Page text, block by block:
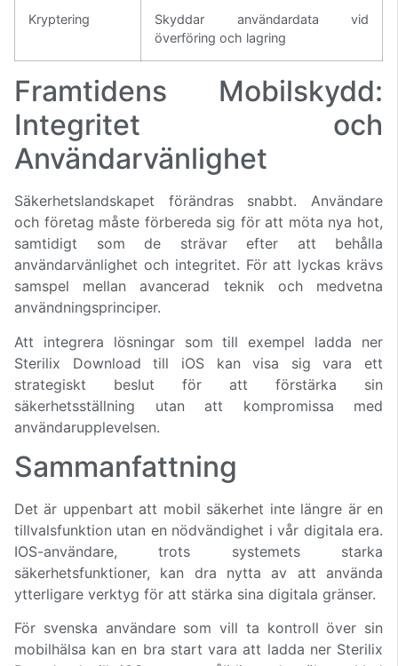
Kryptering
Skyddar användardata vid
överföring och lagring
Framtidens Mobilskydd:
Integritet och
Användarvänlighet
Säkerhetslandskapet förändras snabbt. Användare
och företag måste förbereda sig för att möta nya hot,
samtidigt som de strävar efter att behålla
användarvänlighet och integritet. För att lyckas krävs
samspel mellan avancerad teknik och medvetna
användningsprinciper.
Att integrera lösningar som till exempel ladda ner
Sterilix Download till iOS kan visa sig vara ett
strategiskt beslut för att förstärka sin
säkerhetsställning utan att kompromissa med
användarupplevelsen.
Sammanfattning
Det är uppenbart att mobil säkerhet inte längre är en
tillvalsfunktion utan en nödvändighet i vår digitala era.
IOS-användare, trots systemets starka
säkerhetsfunktioner, kan dra nytta av att använda
ytterligare verktyg för att stärka sina digitala gränser.
För svenska användare som vill ta kontroll över sin
mobilhälsa kan en bra start vara att ladda ner Sterilix